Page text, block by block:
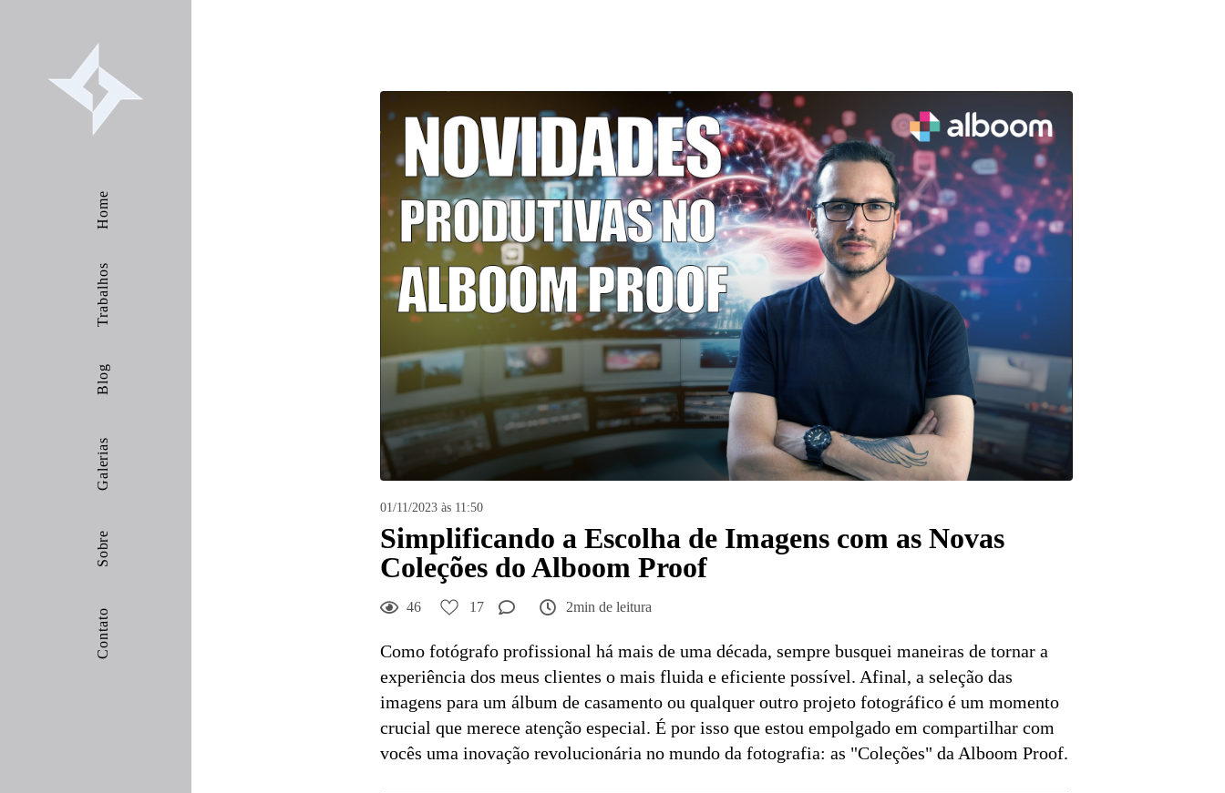
Home
Trabalhos
Blog
Galerias
Sobre
Contato
01/11/2023 às 11:50
Simplificando a Escolha de Imagens com as Novas
Coleções do Alboom Proof
46 17 2min de leitura
Como fotógrafo profissional há mais de uma década, sempre busquei maneiras de tornar a
experiência dos meus clientes o mais fluida e eficiente possível. Afinal, a seleção das
imagens para um álbum de casamento ou qualquer outro projeto fotográfico é um momento
crucial que merece atenção especial. É por isso que estou empolgado em compartilhar com
vocês uma inovação revolucionária no mundo da fotografia: as "Coleções" da Alboom Proof.